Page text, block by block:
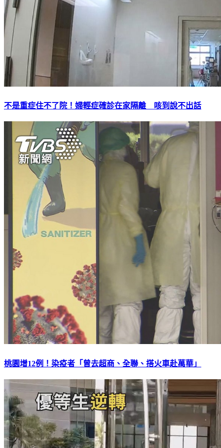
不是重症住不了院！婦輕症確診在家隔離 咳到說不出話
桃園增12例！染疫者「曾去超商、全聯、搭火車赴萬華」